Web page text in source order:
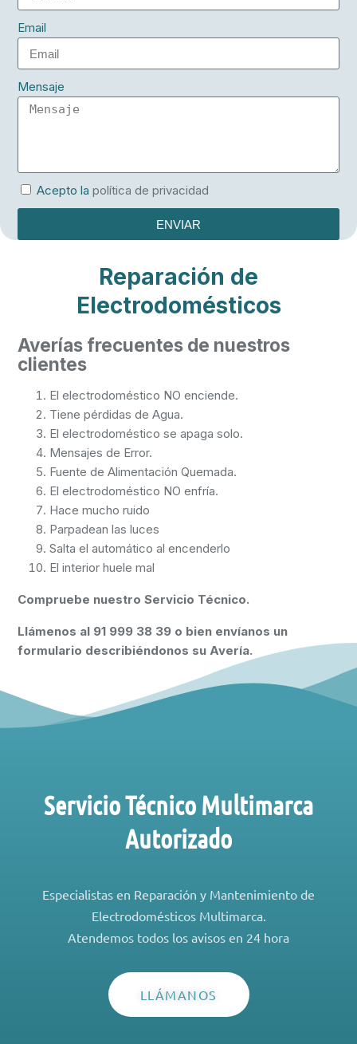
Email
Mensaje
Acepto lapolítica de privacidad
ENVIAR
Reparación de
Electrodomésticos
Averías frecuentes de nuestros
clientes
El electrodoméstico NO enciende.
Tiene pérdidas de Agua.
El electrodoméstico se apaga solo.
Mensajes de Error.
Fuente de Alimentación Quemada.
El electrodoméstico NO enfría.
Hace mucho ruido
Parpadean las luces
Salta el automático al encenderlo
El interior huele mal
Compruebe nuestro Servicio Técnico.
Llámenos al 91 999 38 39 o bien envíanos un
formulario describiéndonos su Avería.
Servicio Técnico Multimarca
Autorizado
Especialistas en Reparación y Mantenimiento de
Electrodomésticos Multimarca.
Atendemos todos los avisos en 24 hora
LLÁMANOS